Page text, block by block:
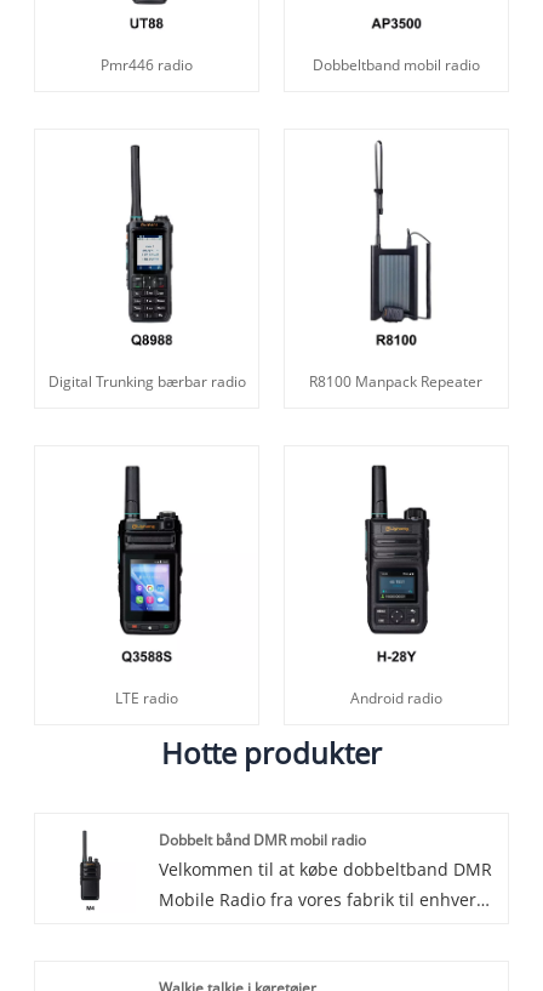
Pmr446 radio Dobbeltband mobil radio
Digital Trunking bærbar radio R8100 Manpack Repeater
LTE radio Android radio
Hotte produkter
Dobbelt bånd DMR mobil radio
Velkommen til at købe dobbeltband DMR
Mobile Radio fra vores fabrik til enhver